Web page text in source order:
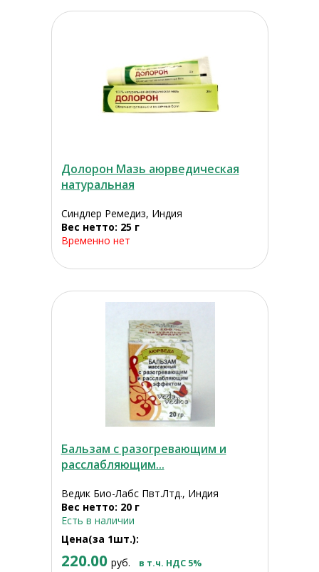
Долорон Мазь аюрведическая
натуральная
Синдлер Ремедиз, Индия
Вес нетто: 25 г
Временно нет
Бальзам с разогревающим и
расслабляющим...
Ведик Био-Лабс Пвт.Лтд., Индия
Вес нетто: 20 г
Есть в наличии
Цена(за 1шт.):
220.00 руб. в т.ч. НДС 5%